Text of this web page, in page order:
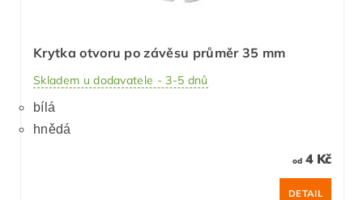
Krytka otvoru po závěsu průměr 35 mm
Skladem u dodavatele - 3-5 dnů
bílá
hnědá
od4 Kč
DETAIL